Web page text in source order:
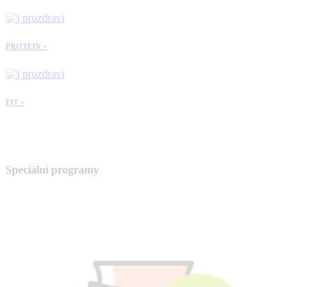
PROTEIN +
FIT +
Speciální programy